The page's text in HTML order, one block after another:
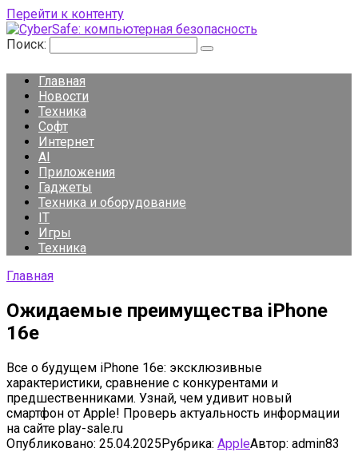
Перейти к контенту
Поиск:
Главная
Новости
Техника
Софт
Интернет
AI
Приложения
Гаджеты
Техника и оборудование
IT
Игры
Техника
Главная
Ожидаемые преимущества iPhone
16e
Все о будущем iPhone 16e: эксклюзивные
характеристики, сравнение с конкурентами и
предшественниками. Узнай, чем удивит новый
смартфон от Apple! Проверь актуальность информации
на сайте play-sale.ru
Опубликовано: 25.04.2025Рубрика: AppleАвтор: admin83